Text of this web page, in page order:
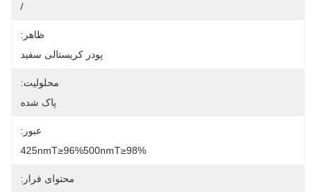
/
ظاهر:
پودر کریستالی سفید
محلولیت:
پاک شده
عبور:
425nmT≥96%500nmT≥98%
محتوای فرار: